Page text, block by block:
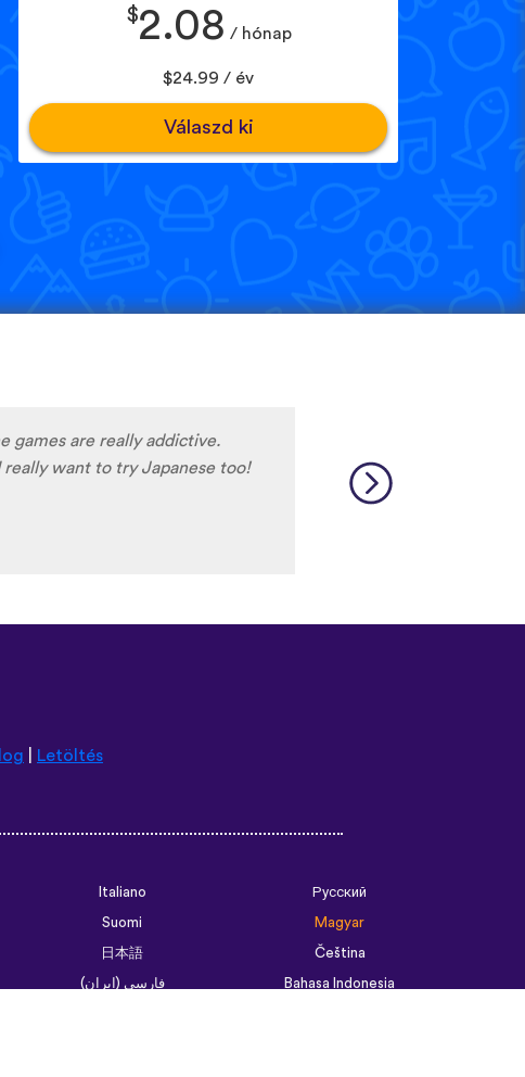
$2.08 / hónap
$24.99 / év
Válaszd ki